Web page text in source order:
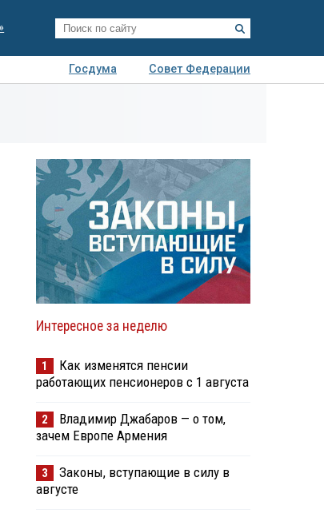
Госдума
Совет Федерации
Интересное за неделю
1
Как изменятся пенсии
работающих пенсионеров с 1 августа
2
Владимир Джабаров — о том,
зачем Европе Армения
3
Законы, вступающие в силу в
августе